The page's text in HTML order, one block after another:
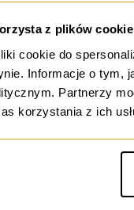
z plików cookie
cookie do
Informacje o tym,
Partnerzy
korzystania z ich
=
PWWA=
596 490
10